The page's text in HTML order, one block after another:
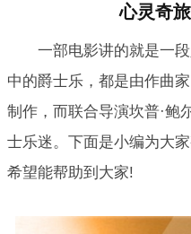
心灵奇
一部电影讲的就是一
中的爵士乐，都是由作曲
制作，而联合导演坎普·鲍
士乐迷。下面是小编为大
希望能帮助到大家!